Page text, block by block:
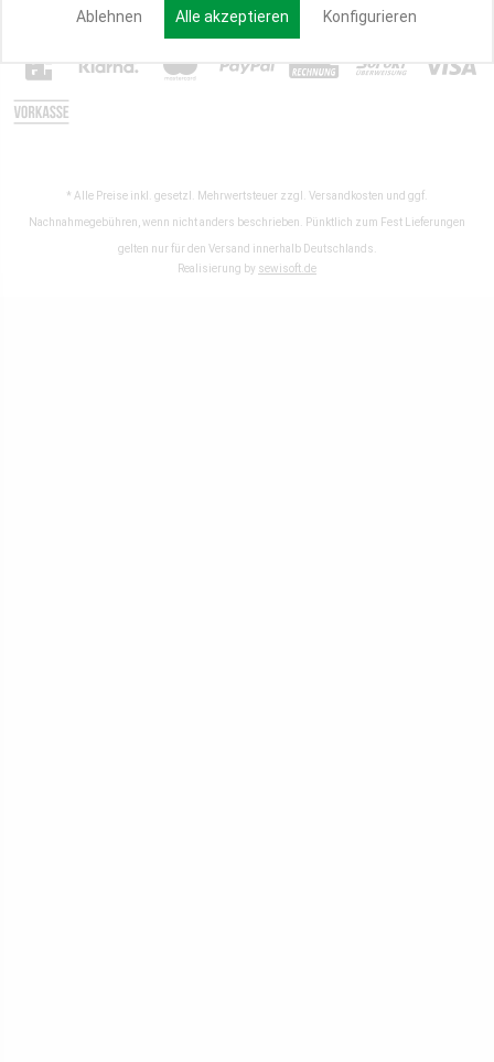
* Alle Preise inkl. gesetzl. Mehrwertsteuer zzgl. Versandkosten und ggf.
Nachnahmegebühren, wenn nicht anders beschrieben. Pünktlich zum Fest Lieferungen
gelten nur für den Versand innerhalb Deutschlands.
Realisierung by sewisoft.de
Ablehnen Alle akzeptieren Konfigurieren